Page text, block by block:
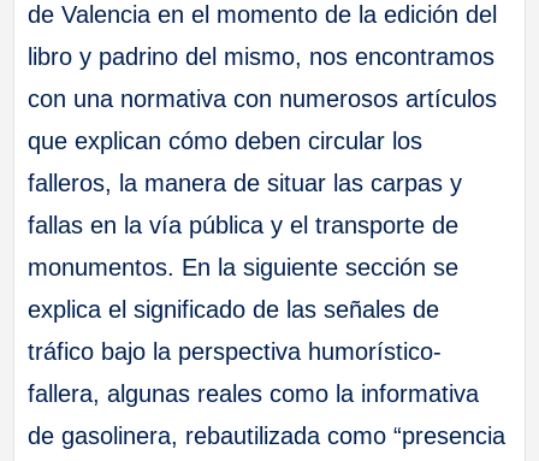
de Valencia en el momento de la edición del
libro y padrino del mismo, nos encontramos
con una normativa con numerosos artículos
que explican cómo deben circular los
falleros, la manera de situar las carpas y
fallas en la vía pública y el transporte de
monumentos. En la siguiente sección se
explica el significado de las señales de
tráfico bajo la perspectiva humorístico-
fallera, algunas reales como la informativa
de gasolinera, rebautilizada como “presencia